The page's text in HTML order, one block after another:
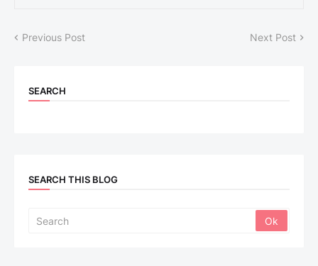
Previous Post Next Post
SEARCH
SEARCH THIS BLOG